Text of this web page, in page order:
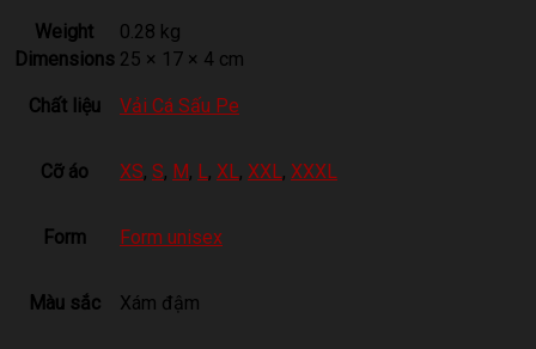
Weight
0.28 kg
Dimensions 25 × 17 × 4 cm
Chất liệu Vải Cá Sấu Pe
Cỡ áo XS, S, M, L, XL, XXL, XXXL
Form Form unisex
Màu sắc Xám đậm